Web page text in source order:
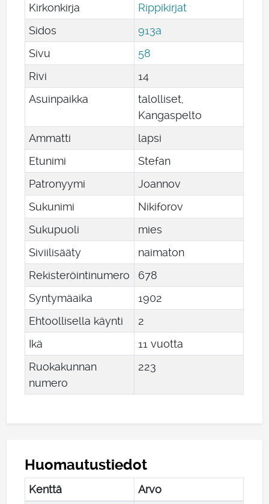
Kirkonkirja
Rippikirjat
Sidos
913a
Sivu
58
Rivi
14
Asuinpaikka
talolliset,
Kangaspelto
Ammatti
lapsi
Etunimi
Stefan
Patronyymi
Joannov
Sukunimi
Nikiforov
Sukupuoli
mies
Siviilisääty
naimaton
Rekisteröintinumero
678
Syntymäaika
1902
Ehtoollisella käynti
2
Ikä
11 vuotta
Ruokakunnan
numero
223
Huomautustiedot
Kenttä Arvo